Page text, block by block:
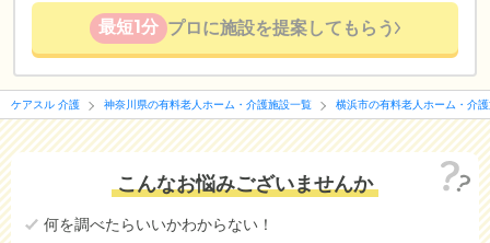
最短1分 プロに施設を提案してもらう
ケアスル 介護 神奈川県の有料老人ホーム・介護施設一覧 横浜市の有料老人ホーム・介
こんなお悩みございませんか
何を調べたらいいかわからない！